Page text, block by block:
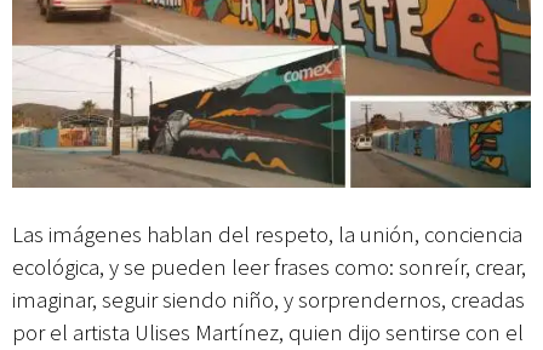
Las imágenes hablan del respeto, la unión, conciencia
ecológica, y se pueden leer frases como: sonreír, crear,
imaginar, seguir siendo niño, y sorprendernos, creadas
por el artista Ulises Martínez, quien dijo sentirse con el